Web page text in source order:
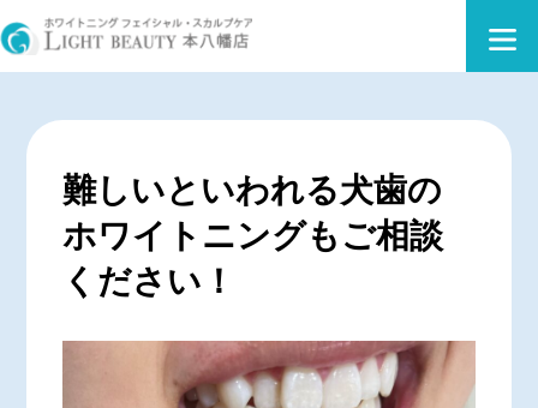
難しいといわれる犬歯の
ホワイトニングもご相談
ください！